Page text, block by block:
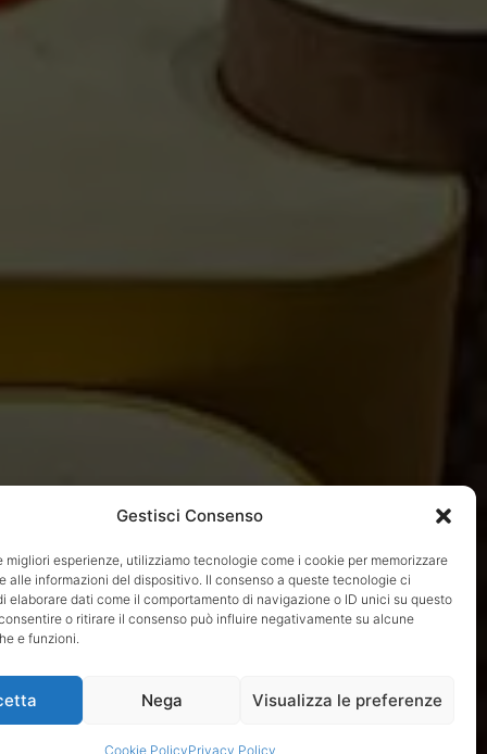
Gestisci Consenso
migliori esperienze, utilizziamo tecnologie come i cookie per memorizzare
alle informazioni del dispositivo. Il consenso a queste tecnologie ci
elaborare dati come il comportamento di navigazione o ID unici su questo
o ritirare il consenso può influire negativamente su alcune
e funzioni.
Nega Visualizza le preferenze
Cookie PolicyPrivacy Policy